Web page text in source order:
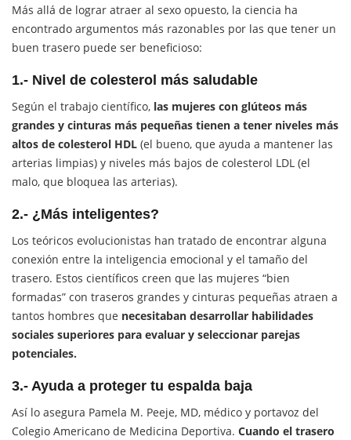
Más allá de lograr atraer al sexo opuesto, la ciencia ha
encontrado argumentos más razonables por las que tener un
buen trasero puede ser beneficioso:
1.- Nivel de colesterol más saludable
Según el trabajo científico, las mujeres con glúteos más
grandes y cinturas más pequeñas tienen a tener niveles más
altos de colesterol HDL (el bueno, que ayuda a mantener las
arterias limpias) y niveles más bajos de colesterol LDL (el
malo, que bloquea las arterias).
2.- ¿Más inteligentes?
Los teóricos evolucionistas han tratado de encontrar alguna
conexión entre la inteligencia emocional y el tamaño del
trasero. Estos científicos creen que las mujeres “bien
formadas” con traseros grandes y cinturas pequeñas atraen a
tantos hombres que necesitaban desarrollar habilidades
sociales superiores para evaluar y seleccionar parejas
potenciales.
3.- Ayuda a proteger tu espalda baja
Así lo asegura Pamela M. Peeje, MD, médico y portavoz del
Colegio Americano de Medicina Deportiva. Cuando el trasero